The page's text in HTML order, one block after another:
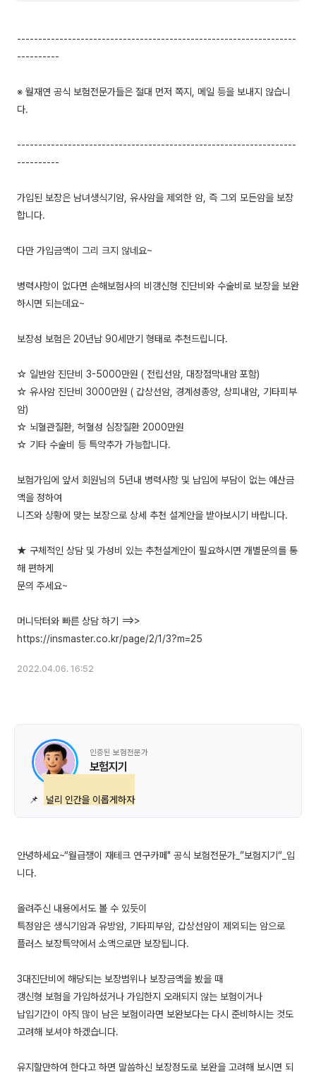
------------------------------------------------------------------
----------
※ 월재연 공식 보험전문가들은 절대 먼저 쪽지, 메일 등을 보내지 않습니
다.
------------------------------------------------------------------
----------
가입된 보장은 남녀생식기암, 유사암을 제외한 암, 즉 그외 모든암을 보장
합니다.
다만 가입금액이 그리 크지 않네요~
병력사항이 없다면 손해보험사의 비갱신형 진단비와 수술비로 보장을 보완
하시면 되는데요~
보장성 보험은 20년납 90세만기 형태로 추천드립니다.
☆ 일반암 진단비 3-5000만원 ( 전립선암, 대장점막내암 포함)
☆ 유사암 진단비 3000만원 ( 갑상선암, 경계성종양, 상피내암, 기타피부
암)
☆ 뇌혈관질환, 허혈성 심장질환 2000만원
☆ 기타 수술비 등 특약추가 가능합니다.
보험가입에 앞서 회원님의 5년내 병력사항 및 납입에 부담이 없는 예산금
액을 정하여
니즈와 상황에 맞는 보장으로 상세 추천 설계안을 받아보시기 바랍니다.
★ 구체적인 상담 및 가성비 있는 추천설계안이 필요하시면 개별문의를 통
해 편하게
문의 주세요~
머니닥터와 빠른 상담 하기 ==>>
2022.04.06. 16:52
인증된 보험전문가
보험지기
📌 널리 인간을 이롭게하자
안녕하세요~“월급쟁이 재테크 연구카페" 공식 보험전문가_”보험지기“_입
니다.
올려주신 내용에서도 볼 수 있듯이
특정암은 생식기암과 유방암, 기타피부암, 갑상선암이 제외되는 암으로
플러스 보장특약에서 소액으로만 보장됩니다.
3대진단비에 해당되는 보장범위나 보장금액을 봤을 때
갱신형 보험을 가입하셨거나 가입한지 오래되지 않는 보험이거나
납입기간이 아직 많이 남은 보험이라면 보완보다는 다시 준비하시는 것도
고려해 보셔야 하겠습니다.
유지할만하여 한다고 하면 말씀하신 보장정도로 보완을 고려해 보시면 되